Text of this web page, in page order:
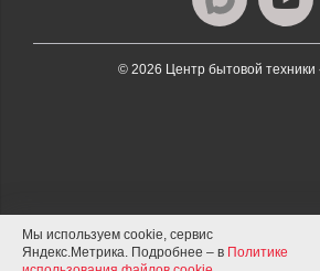
© 2026 Центр бытовой
Мы используем cookie, сервис
Яндекс.Метрика. Подробнее – в Политике